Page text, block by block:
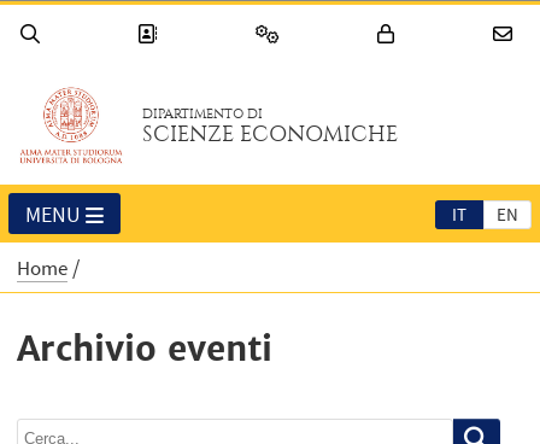
DIPARTIMENTO DI
SCIENZE ECONOMICHE
IT EN
MENU
Home
Archivio eventi